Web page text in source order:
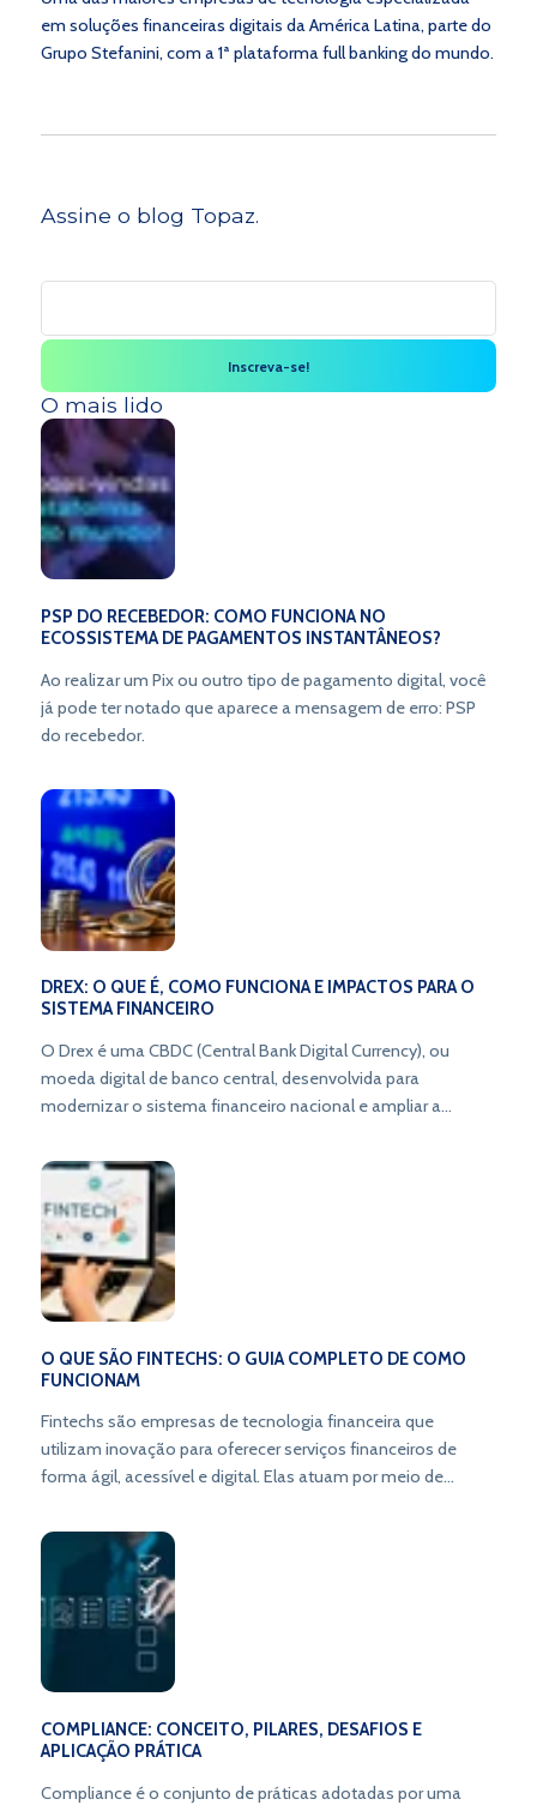
em soluções financeiras digitais da América Latina, parte do
Grupo Stefanini, com a 1ª plataforma full banking do mundo.
Assine o blog Topaz.
O mais lido
PSP DO RECEBEDOR: COMO FUNCIONA NO
ECOSSISTEMA DE PAGAMENTOS INSTANTÂNEOS?
Ao realizar um Pix ou outro tipo de pagamento digital, você
já pode ter notado que aparece a mensagem de erro: PSP
do recebedor.
DREX: O QUE É, COMO FUNCIONA E IMPACTOS PARA O
SISTEMA FINANCEIRO
O Drex é uma CBDC (Central Bank Digital Currency), ou
moeda digital de banco central, desenvolvida para
modernizar o sistema financeiro nacional e ampliar a
O QUE SÃO FINTECHS: O GUIA COMPLETO DE COMO
FUNCIONAM
Fintechs são empresas de tecnologia financeira que
utilizam inovação para oferecer serviços financeiros de
forma ágil, acessível e digital. Elas atuam por meio de
transformando a forma de lidar com o dinheiro.
COMPLIANCE: CONCEITO, PILARES, DESAFIOS E
APLICAÇÃO PRÁTICA
Compliance é o conjunto de práticas adotadas por uma